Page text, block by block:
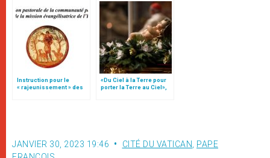
Instruction pour le
« rajeunissement » des
«Du Ciel à la Terre pour
porter la Terre au Ciel»,
JANVIER 30, 2023 19:46 CITÉ DU VATICAN
PAPE